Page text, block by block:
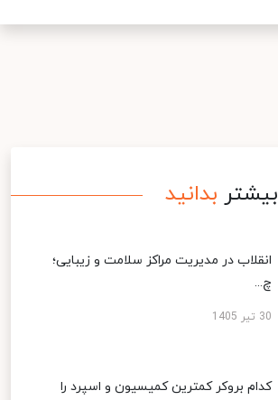
بیشتر بدانید
انقلاب در مدیریت مراکز سلامت و زیبایی؛
چ...
30 تیر 1405
کدام بروکر کمترین کمیسیون و اسپرد را